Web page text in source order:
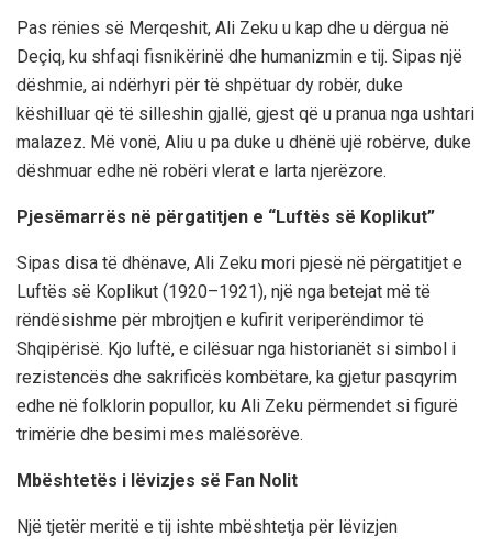
Pas rënies së Merqeshit, Ali Zeku u kap dhe u dërgua në
Deçiq, ku shfaqi fisnikërinë dhe humanizmin e tij. Sipas një
dëshmie, ai ndërhyri për të shpëtuar dy robër, duke
këshilluar që të silleshin gjallë, gjest që u pranua nga ushtari
malazez. Më vonë, Aliu u pa duke u dhënë ujë robërve, duke
dëshmuar edhe në robëri vlerat e larta njerëzore.
Pjesëmarrës në përgatitjen e “Luftës së Koplikut”
Sipas disa të dhënave, Ali Zeku mori pjesë në përgatitjet e
Luftës së Koplikut (1920–1921), një nga betejat më të
rëndësishme për mbrojtjen e kufirit veriperëndimor të
Shqipërisë. Kjo luftë, e cilësuar nga historianët si simbol i
rezistencës dhe sakrificës kombëtare, ka gjetur pasqyrim
edhe në folklorin popullor, ku Ali Zeku përmendet si figurë
trimërie dhe besimi mes malësorëve.
Mbështetës i lëvizjes së Fan Nolit
Një tjetër meritë e tij ishte mbështetja për lëvizjen